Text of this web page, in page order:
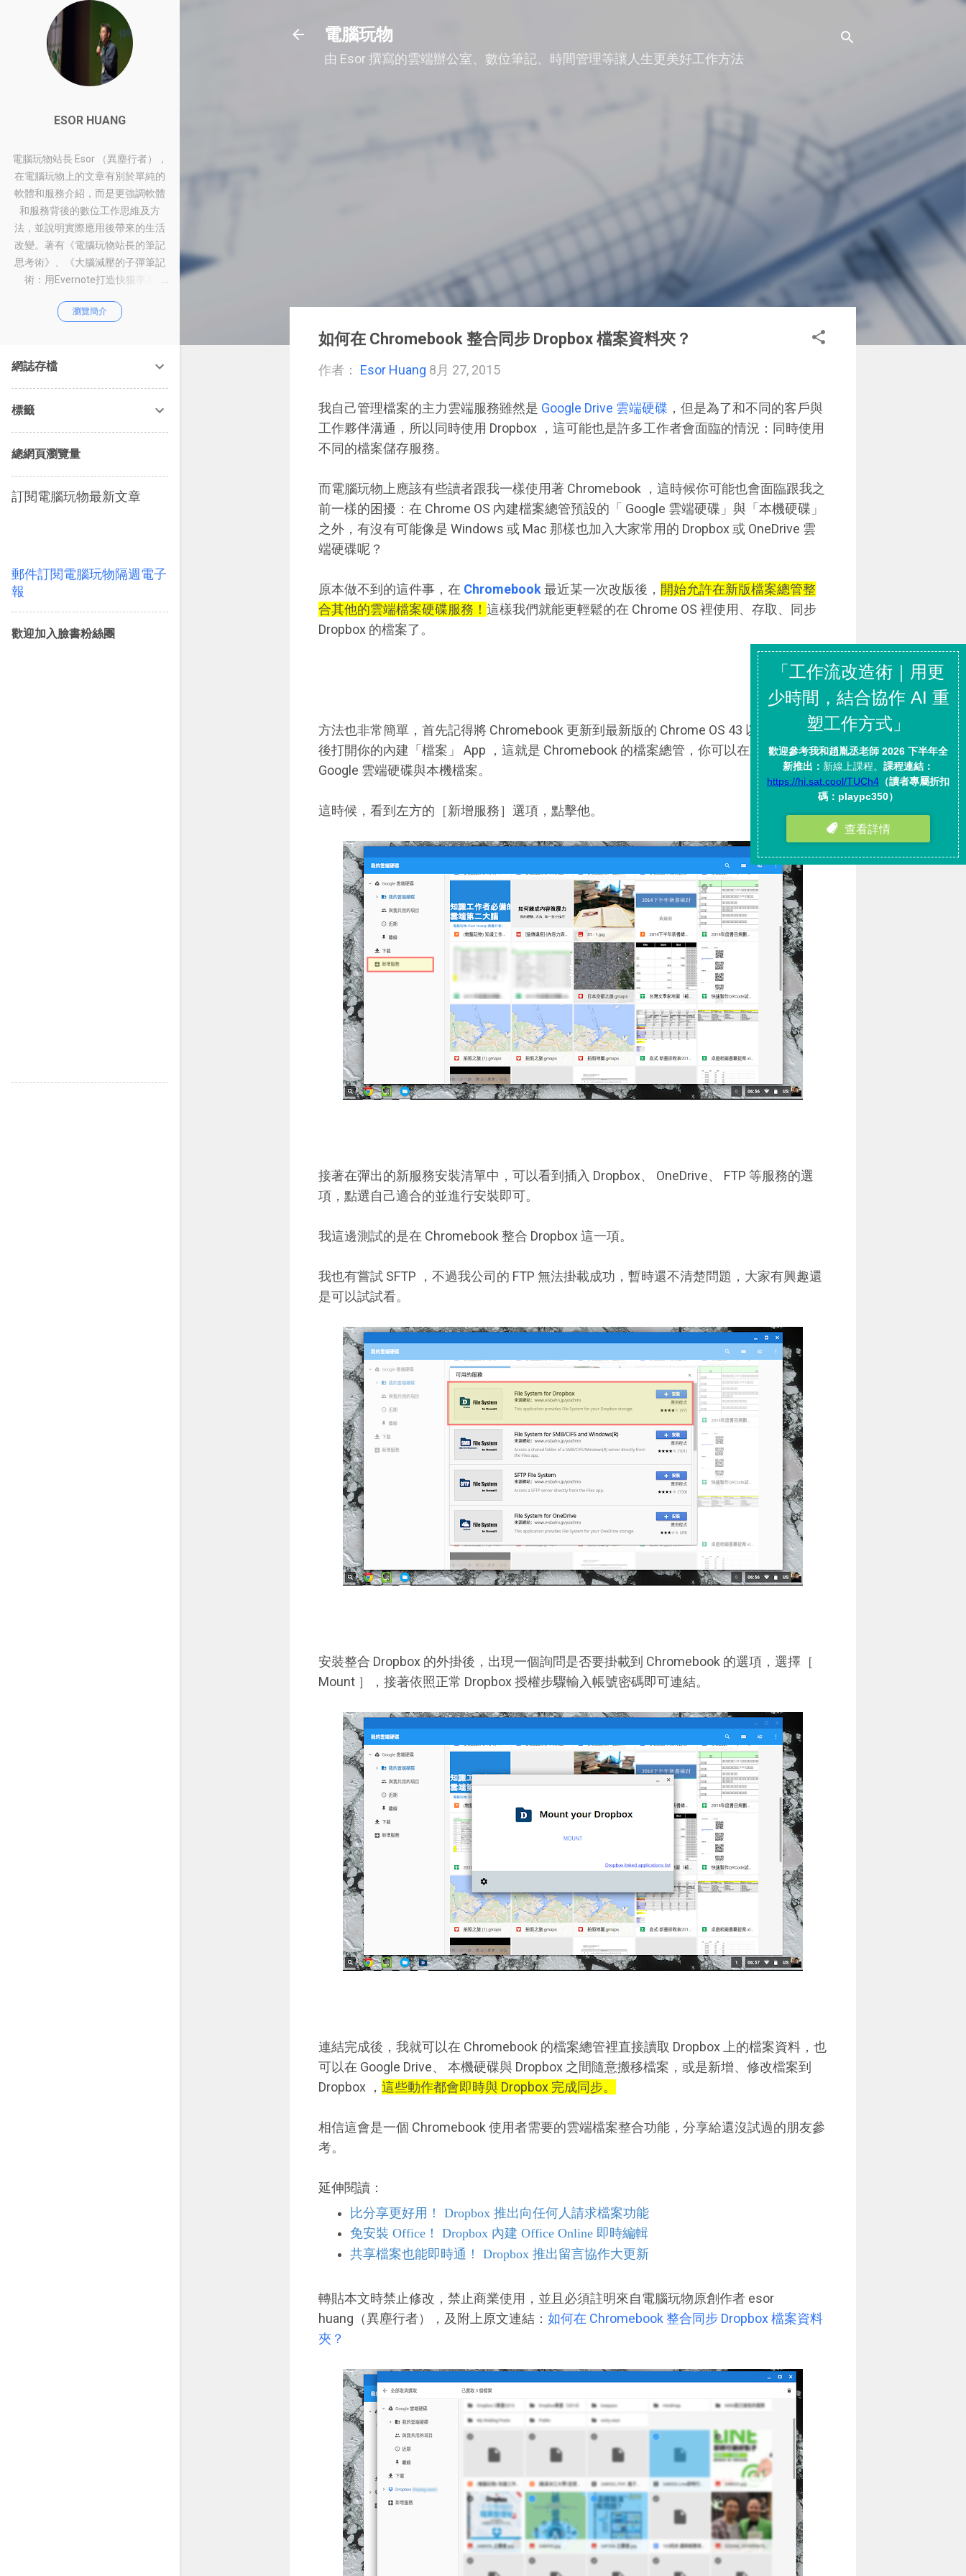
電腦玩物
由 Esor 撰寫的雲端辦公室、數位筆記、時間管理等讓人生更美好工作方法
如何在 Chromebook 整合同步 Dropbox 檔案資料夾？
作者： Esor Huang 8月 27, 2015
我自己管理檔案的主力雲端服務雖然是 Google Drive 雲端硬碟 ，但是為了和不同的客戶與
工作夥伴溝通，所以同時使用 Dropbox ，這可能也是許多工作者會面臨的情況：同時使用
不同的檔案儲存服務。
而電腦玩物上應該有些讀者跟我一樣使用著 Chromebook ，這時候你可能也會面臨跟我之
前一樣的困擾：在 Chrome OS 內建檔案總管預設的「 Google 雲端硬碟」與「本機硬碟」
之外，有沒有可能像是 Windows 或 Mac 那樣也加入大家常用的 Dropbox 或 OneDrive 雲
端硬碟呢？
原本做不到的這件事，在 Chromebook最近某一次改版後， 開始允許在新版檔案總管整
合其他的雲端檔案硬碟服務！ 這樣我們就能更輕鬆的在 Chrome OS 裡使用、存取、同步
Dropbox 的檔案了。
方法也非常簡單，首先記得將 Chromebook 更新到最新版的 Chrome OS 43 以上系統，然
後打開你的內建「檔案」 App ，這就是 Chromebook 的檔案總管，你可以在此管理
Google 雲端硬碟與本機檔案。
這時候，看到左方的［新增服務］選項，點擊他。
接著在彈出的新服務安裝清單中，可以看到插入 Dropbox、 OneDrive、 FTP 等服務的選
項，點選自己適合的並進行安裝即可。
我這邊測試的是在 Chromebook 整合 Dropbox 這一項。
我也有嘗試 SFTP ，不過我公司的 FTP 無法掛載成功，暫時還不清楚問題，大家有興趣還
是可以試試看。
安裝整合 Dropbox 的外掛後，出現一個詢問是否要掛載到 Chromebook 的選項，選擇［
Mount ］，接著依照正常 Dropbox 授權步驟輸入帳號密碼即可連結。
連結完成後，我就可以在 Chromebook 的檔案總管裡直接讀取 Dropbox 上的檔案資料，也
可以在 Google Drive、 本機硬碟與 Dropbox 之間隨意搬移檔案，或是新增、修改檔案到
Dropbox ， 這些動作都會即時與 Dropbox 完成同步。
相信這會是一個 Chromebook 使用者需要的雲端檔案整合功能，分享給還沒試過的朋友參
考。
延伸閱讀：
比分享更好用！ Dropbox 推出向任何人請求檔案功能
免安裝 Office！ Dropbox 內建 Office Online 即時編輯
共享檔案也能即時通！ Dropbox 推出留言協作大更新
轉貼本文時禁止修改，禁止商業使用，並且必須註明來自電腦玩物原創作者 esor
huang（異塵行者），及附上原文連結： 如何在 Chromebook 整合同步 Dropbox 檔案資料
夾？
ESOR HUANG
電腦玩物站長 Esor （異塵行者），
在電腦玩物上的文章有別於單純的
軟體和服務介紹，而是更強調軟體
和服務背後的數位工作思維及方
法，並說明實際應用後帶來的生活
改變。著有《電腦玩物站長的筆記
思考術》、《大腦減壓的子彈筆記
術：用Evernote打造快狠準系
作術：從職場到人生的100個聰明
瀏覽簡介
網誌存檔
標籤
總網頁瀏覽量
訂閱電腦玩物最新文章
郵件訂閱電腦玩物隔週電子
報
歡迎加入臉書粉絲團